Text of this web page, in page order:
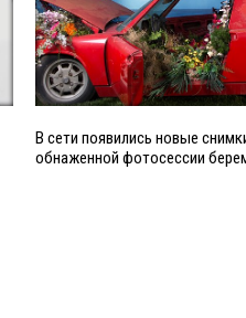
В сети появились новые
обнаженной фотосессии